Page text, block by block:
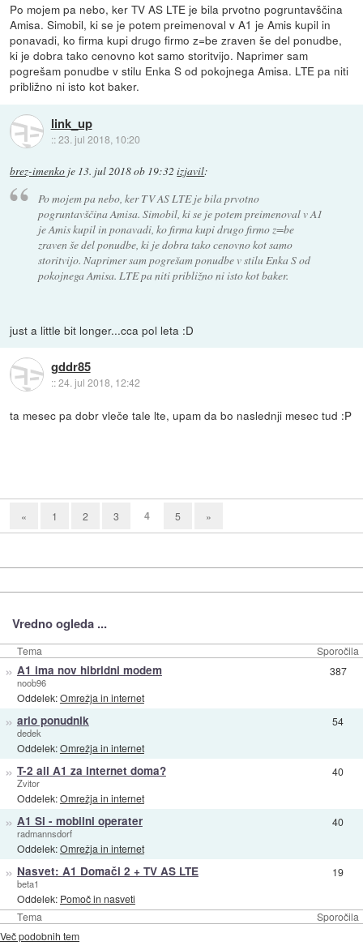
Po mojem pa nebo, ker TV AS LTE je bila prvotno pogruntavščina
Amisa. Simobil, ki se je potem preimenoval v A1 je Amis kupil in
ponavadi, ko firma kupi drugo firmo z=be zraven še del ponudbe,
ki je dobra tako cenovno kot samo storitvijo. Naprimer sam
pogrešam ponudbe v stilu Enka S od pokojnega Amisa. LTE pa niti
približno ni isto kot baker.
link_up
::23. jul 2018, 10:20
brez-imenko je 13. jul 2018 ob 19:32 izjavil:
Po mojem pa nebo, ker TV AS LTE je bila prvotno
pogruntavščina Amisa. Simobil, ki se je potem preimenoval v A1
je Amis kupil in ponavadi, ko firma kupi drugo firmo z=be
zraven še del ponudbe, ki je dobra tako cenovno kot samo
storitvijo. Naprimer sam pogrešam ponudbe v stilu Enka S od
pokojnega Amisa. LTE pa niti približno ni isto kot baker.
just a little bit longer...cca pol leta :D
gddr85
::24. jul 2018, 12:42
ta mesec pa dobr vleče tale lte, upam da bo naslednji mesec tud :P
« 1 2 3 4 5 »
Vredno ogleda ...
Tema Sporočila
Tema Sporočila
» A1 ima nov hibridni modem
noob96
Oddelek:Omrežja in internet
387
» ario ponudnik
dedek
Oddelek:Omrežja in internet
54
» T-2 ali A1 za internet doma?
Zvitor
Oddelek:Omrežja in internet
40
» A1 Si - mobilni operater
radmannsdorf
Oddelek:Omrežja in internet
40
» Nasvet: A1 Domači 2 + TV AS LTE
beta1
Oddelek: Pomoč in nasveti
19
Več podobnih tem